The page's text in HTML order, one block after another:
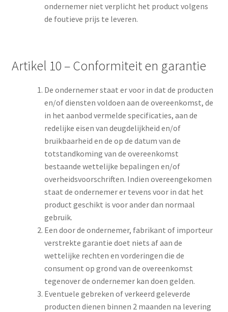
ondernemer niet verplicht het product volgens
de foutieve prijs te leveren.
Artikel 10 – Conformiteit en garantie
De ondernemer staat er voor in dat de producten
en/of diensten voldoen aan de overeenkomst, de
in het aanbod vermelde specificaties, aan de
redelijke eisen van deugdelijkheid en/of
bruikbaarheid en de op de datum van de
totstandkoming van de overeenkomst
bestaande wettelijke bepalingen en/of
overheidsvoorschriften. Indien overeengekomen
staat de ondernemer er tevens voor in dat het
product geschikt is voor ander dan normaal
gebruik.
Een door de ondernemer, fabrikant of importeur
verstrekte garantie doet niets af aan de
wettelijke rechten en vorderingen die de
consument op grond van de overeenkomst
tegenover de ondernemer kan doen gelden.
Eventuele gebreken of verkeerd geleverde
producten dienen binnen 2 maanden na levering